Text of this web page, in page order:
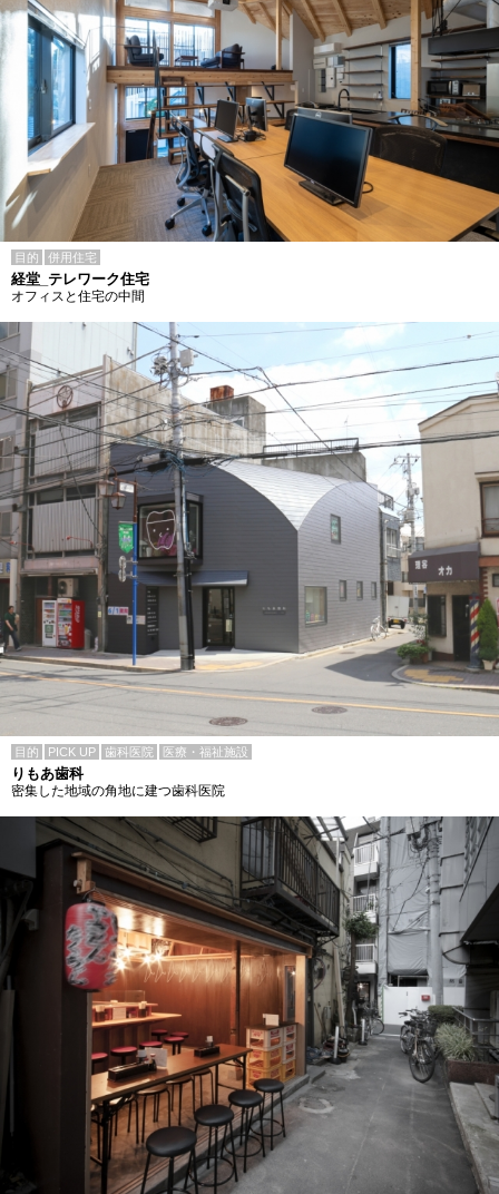
目的 併用住宅
経堂_テレワーク住宅
オフィスと住宅の中間
目的 PICK UP 歯科医院 医療・福祉施設
りもあ歯科
密集した地域の角地に建つ歯科医院